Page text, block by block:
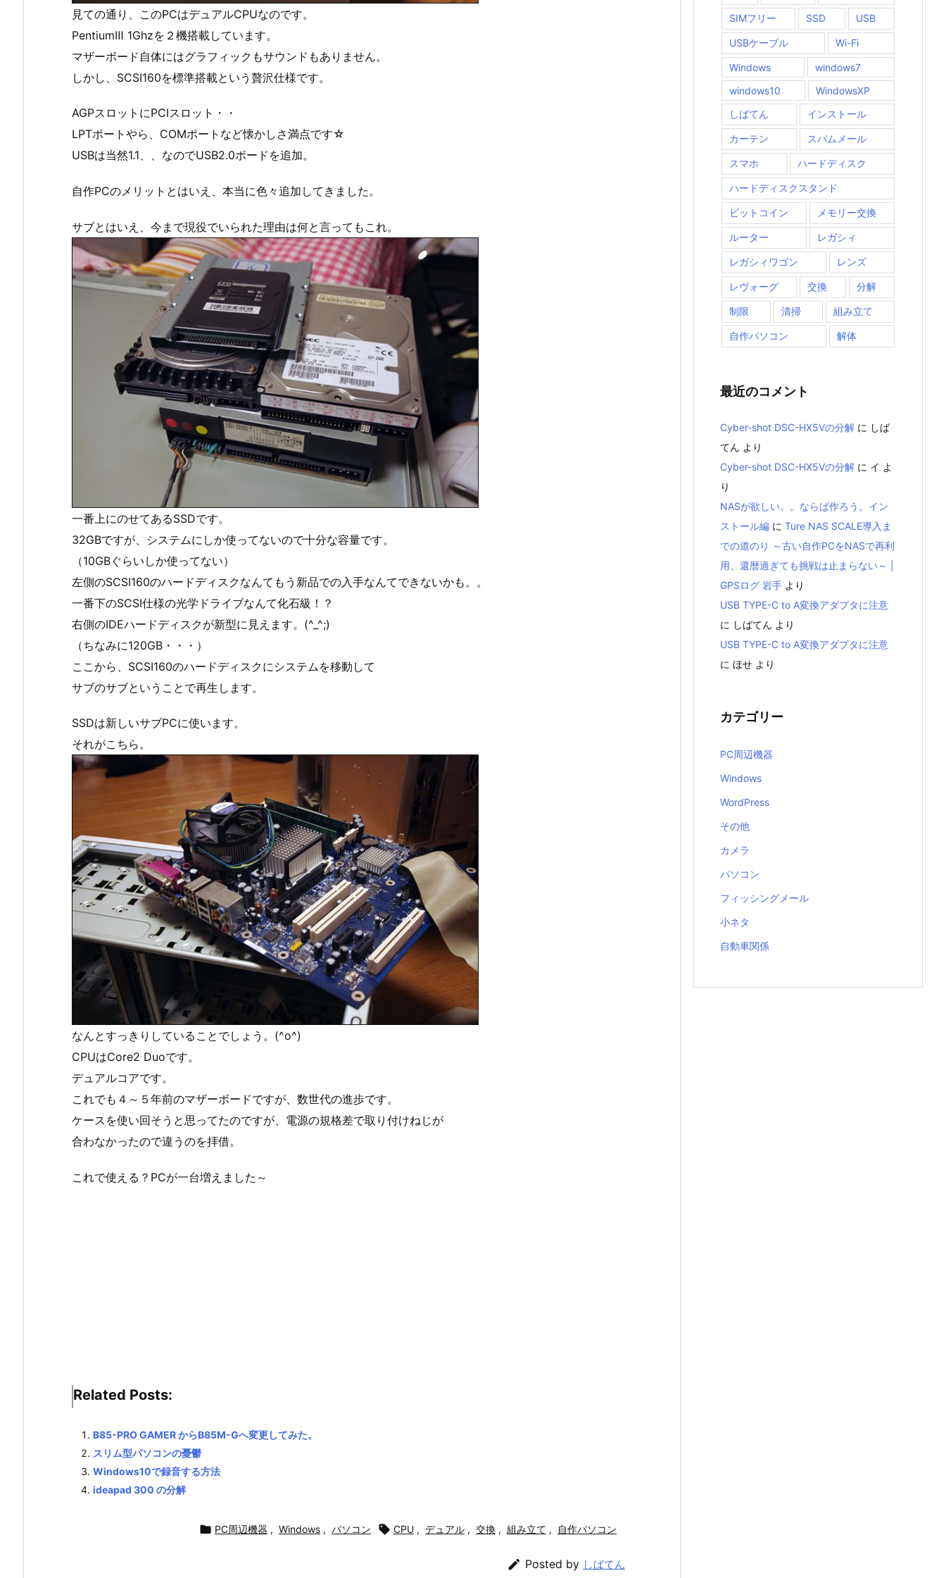
見ての通り、このPCはデュアルCPUなのです。
PentiumⅢ 1Ghzを２機搭載しています。
マザーボード自体にはグラフィックもサウンドもありません。
しかし、SCSI160を標準搭載という贅沢仕様です。
AGPスロットにPCIスロット・・
LPTポートやら、COMポートなど懐かしさ満点です☆
USBは当然1.1、、なのでUSB2.0ボードを追加。
自作PCのメリットとはいえ、本当に色々追加してきました。
サブとはいえ、今まで現役でいられた理由は何と言ってもこれ。
一番上にのせてあるSSDです。
32GBですが、システムにしか使ってないので十分な容量です。
（10GBぐらいしか使ってない）
左側のSCSI160のハードディスクなんてもう新品での入手なんてできないかも。。
一番下のSCSI仕様の光学ドライブなんて化石級！？
右側のIDEハードディスクが新型に見えます。(^_^;)
（ちなみに120GB・・・）
ここから、SCSI160のハードディスクにシステムを移動して
サブのサブということで再生します。
SSDは新しいサブPCに使います。
それがこちら。
なんとすっきりしていることでしょう。(^o^)
CPUはCore2 Duoです。
デュアルコアです。
これでも４～５年前のマザーボードですが、数世代の進歩です。
ケースを使い回そうと思ってたのですが、電源の規格差で取り付けねじが
合わなかったので違うのを拝借。
これで使える？PCが一台増えました～
Related Posts:
B85-PRO GAMER からB85M-Gへ変更してみた。
スリム型パソコンの憂鬱
Windows10で録音する方法
ideapad 300 の分解
 PC周辺機器 , Windows , パソコン  CPU , デュアル , 交換 , 組み立て , 自作パソコン
 Posted by しばてん
SIMフリー SSD USB
USBケーブル Wi-Fi
Windows
windows7
windows10
WindowsXP
しばてん
インストール
カーテン スパムメール
スマホ ハードディスク
ハードディスクスタンド
ビットコイン メモリー交換
ルーター レガシィ
レガシィワゴン レンズ
レヴォーグ 交換 分解
制限 清掃 組み立て
自作パソコン 解体
最近のコメント
Cyber-shot DSC-HX5Vの分解 に しば
てん より
Cyber-shot DSC-HX5Vの分解 に イ よ
り
NASが欲しい。。ならば作ろう。イン
ストール編 に Ture NAS SCALE導入ま
での道のり ～古い自作PCをNASで再利
用、還暦過ぎても挑戦は止まらない～ |
GPSログ 岩手 より
USB TYPE-C to A変換アダプタに注意
に しばてん より
USB TYPE-C to A変換アダプタに注意
に ほせ より
カテゴリー
PC周辺機器
Windows
WordPress
その他
カメラ
パソコン
フィッシングメール
小ネタ
自動車関係